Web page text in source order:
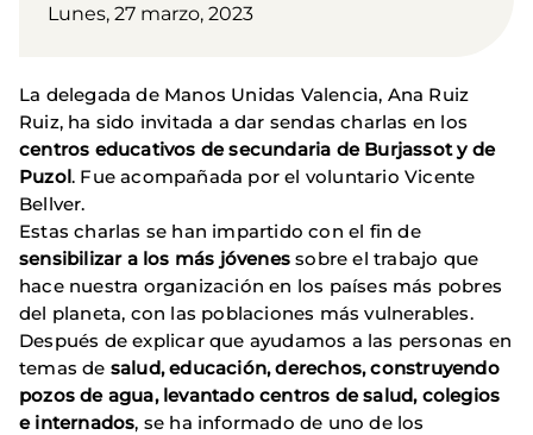
Lunes, 27 marzo, 2023
La delegada de Manos Unidas Valencia, Ana Ruiz
Ruiz, ha sido invitada a dar sendas charlas en los
centros educativos de secundaria de Burjassot y de
Puzol. Fue acompañada por el voluntario Vicente
Bellver.
Estas charlas se han impartido con el fin de
sensibilizar a los más jóvenes sobre el trabajo que
hace nuestra organización en los países más pobres
del planeta, con las poblaciones más vulnerables.
Después de explicar que ayudamos a las personas en
temas de salud, educación, derechos, construyendo
pozos de agua, levantado centros de salud, colegios
e internados, se ha informado de uno de los